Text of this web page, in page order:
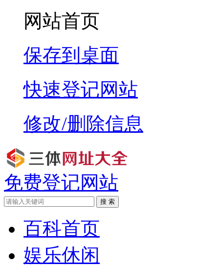
网站首页
保存到桌面
快速登记网站
修改/删除信息
免费登记网站
搜 索
百科首页
娱乐休闲